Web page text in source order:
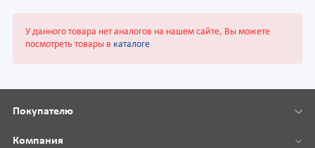
У данного товара нет аналогов на нашем сайте, Вы можете
посмотреть товары в каталоге
Покупателю
Компания